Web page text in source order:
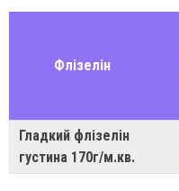
Флізелін
Гладкий флізелін
густина 170г/м.кв.